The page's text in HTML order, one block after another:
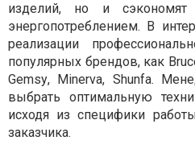
изделий, но и
энергопотреблением. В
реализации
популярных брендов, как
Gemsy, Minerva, Shunfa.
выбрать оптимальную
исходя из специфики
заказчика.